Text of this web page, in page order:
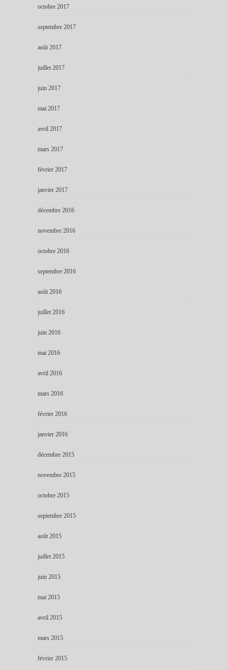
octobre 2017
septembre 2017
août 2017
juillet 2017
juin 2017
mai 2017
avril 2017
mars 2017
février 2017
janvier 2017
décembre 2016
novembre 2016
octobre 2016
septembre 2016
août 2016
juillet 2016
juin 2016
mai 2016
avril 2016
mars 2016
février 2016
janvier 2016
décembre 2015
novembre 2015
octobre 2015
septembre 2015
août 2015
juillet 2015
juin 2015
mai 2015
avril 2015
mars 2015
février 2015